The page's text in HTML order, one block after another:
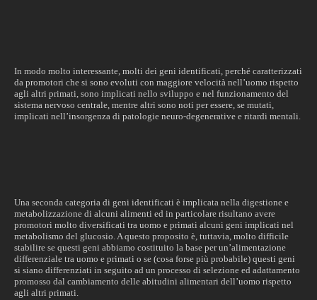
In modo molto interessante, molti dei geni identificati, perché caratterizzati
da promotori che si sono evoluti con maggiore velocità nell’uomo rispetto
agli altri primati, sono implicati nello sviluppo e nel funzionamento del
sistema nervoso centrale, mentre altri sono noti per essere, se mutati,
implicati nell’insorgenza di patologie neuro-degenerative e ritardi mentali.
Una seconda categoria di geni identificati è implicata nella digestione e
metabolizzazione di alcuni alimenti ed in particolare risultano avere
promotori molto diversificati tra uomo e primati alcuni geni implicati nel
metabolismo del glucosio. A questo proposito è, tuttavia, molto difficile
stabilire se questi geni abbiamo costituito la base per un’alimentazione
differenziale tra uomo e primati o se (cosa forse più probabile) questi geni
si siano differenziati in seguito ad un processo di selezione ed adattamento
promosso dal cambiamento delle abitudini alimentari dell’uomo rispetto
agli altri primati.